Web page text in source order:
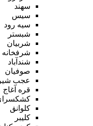
سهند
سیس
سیه رود
شبستر
شربیان
شرفخانه
شندآباد
صوفیان
عجب شیر
قره آغاج
کلوانق
کلیبر